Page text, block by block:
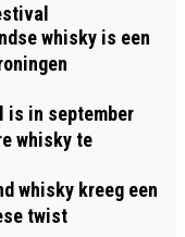
whisky is een
is in september
whisky te
whisky kreeg een
twist